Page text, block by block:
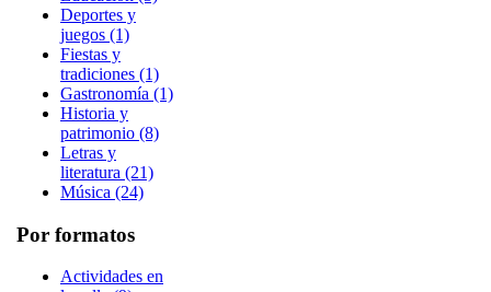
Deportes y
juegos (1)
Fiestas y
tradiciones (1)
Gastronomía (1)
Historia y
patrimonio (8)
Letras y
literatura (21)
Música (24)
Por formatos
Actividades en